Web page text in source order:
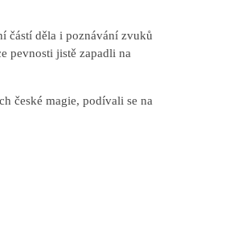
částí děla i poznávání zvuků
pevnosti jistě zapadli na
české magie, podívali se na